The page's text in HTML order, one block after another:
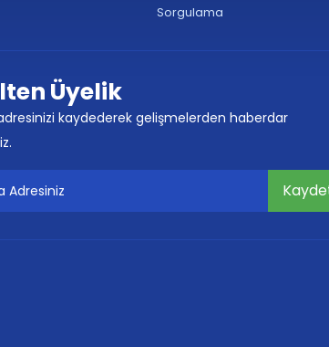
Sorgulama
Üyelik
kaydederek gelişmelerden haberdar